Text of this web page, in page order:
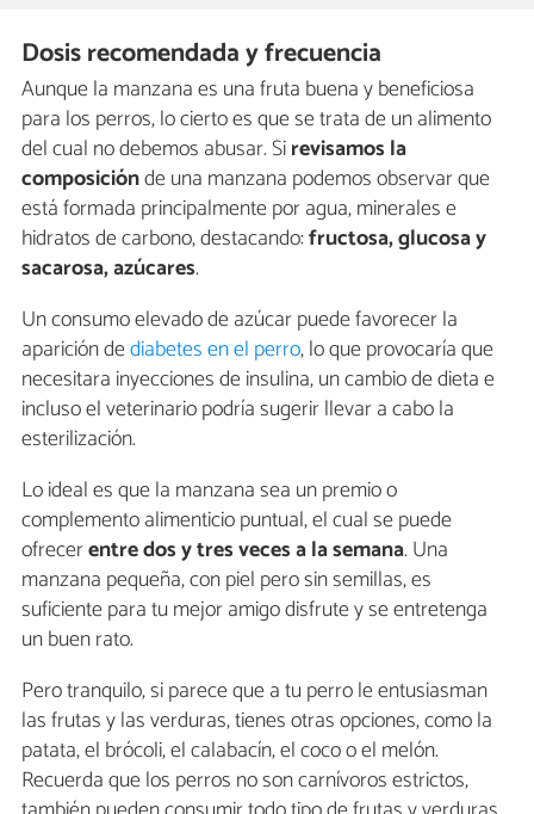
Dosis recomendada y frecuencia
Aunque la manzana es una fruta buena y beneficiosa
para los perros, lo cierto es que se trata de un alimento
del cual no debemos abusar. Sirevisamos la
composiciónde una manzana podemos observar que
está formada principalmente por agua, minerales e
hidratos de carbono, destacando:fructosa, glucosa y
sacarosa, azúcares.
Un consumo elevado de azúcar puede favorecer la
aparición dediabetes en el perro, lo que provocaría que
necesitara inyecciones de insulina, un cambio de dieta e
incluso el veterinario podría sugerir llevar a cabo la
esterilización.
Lo ideal es que la manzana sea un premio o
complemento alimenticio puntual, el cual se puede
ofrecerentre dos y tres veces a la semana. Una
manzana pequeña, con piel pero sin semillas, es
suficiente para tu mejor amigo disfrute y se entretenga
un buen rato.
Pero tranquilo, si parece que a tu perro le entusiasman
las frutas y las verduras, tienes otras opciones, como la
patata, el brócoli, el calabacín, el coco o el melón.
Recuerda que los perros no son carnívoros estrictos,